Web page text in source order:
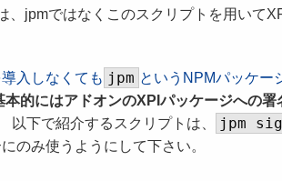
、jpmではなくこのスクリプトを用いて
入しなくても jpm というNPMパッケー
本的にはアドオンのXPIパッケージへの署
以下で紹介するスクリプトは、 jpm
のみ使うようにして下さい。